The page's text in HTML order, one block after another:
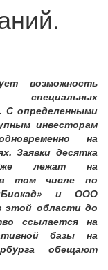
возможность
специальных
С определенными
инвесторам
на
Заявки десятка
уже лежат на
том числе по
и ООО
этой области до
ссылается на
базы на
обещают